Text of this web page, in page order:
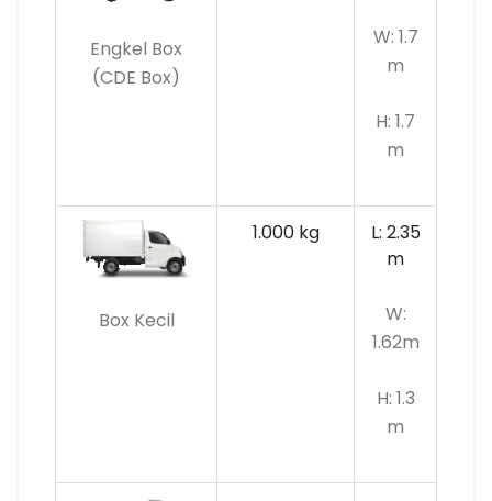
Engkel Box
(CDE Box)
W: 1.7
m
H: 1.7
m
Box Kecil
1.000 kg
L: 2.35
m
W:
1.62m
H: 1.3
m